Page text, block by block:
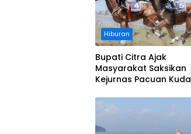
Hiburan
Bupati Citra Ajak
Masyarakat Saksikan
Kejurnas Pacuan Kuda
Legokjawa